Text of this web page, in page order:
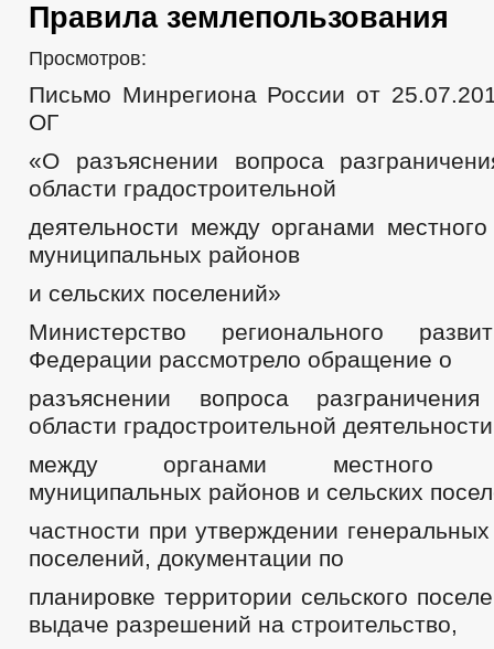
Правила землепользования
Просмотров:
Письмо Минрегиона России от
ОГ
«О разъяснении вопроса
области градостроительной
деятельности между органами
муниципальных районов
и сельских поселений»
Министерство регионального
Федерации рассмотрело обращение о
разъяснении вопроса
области градостроительной деятельности
между органами местного
муниципальных районов и сельских
частности при утверждении
поселений, документации по
планировке территории сельского
выдаче разрешений на строительство,